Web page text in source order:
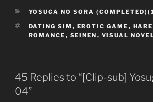
CATEGORIES
YOSUGA NO SORA
TAGS
DATING SIM , EROTIC GAME ,
ROMANCE , SEINEN , VISUAL
45 Replies to “[Clip-sub]
04”